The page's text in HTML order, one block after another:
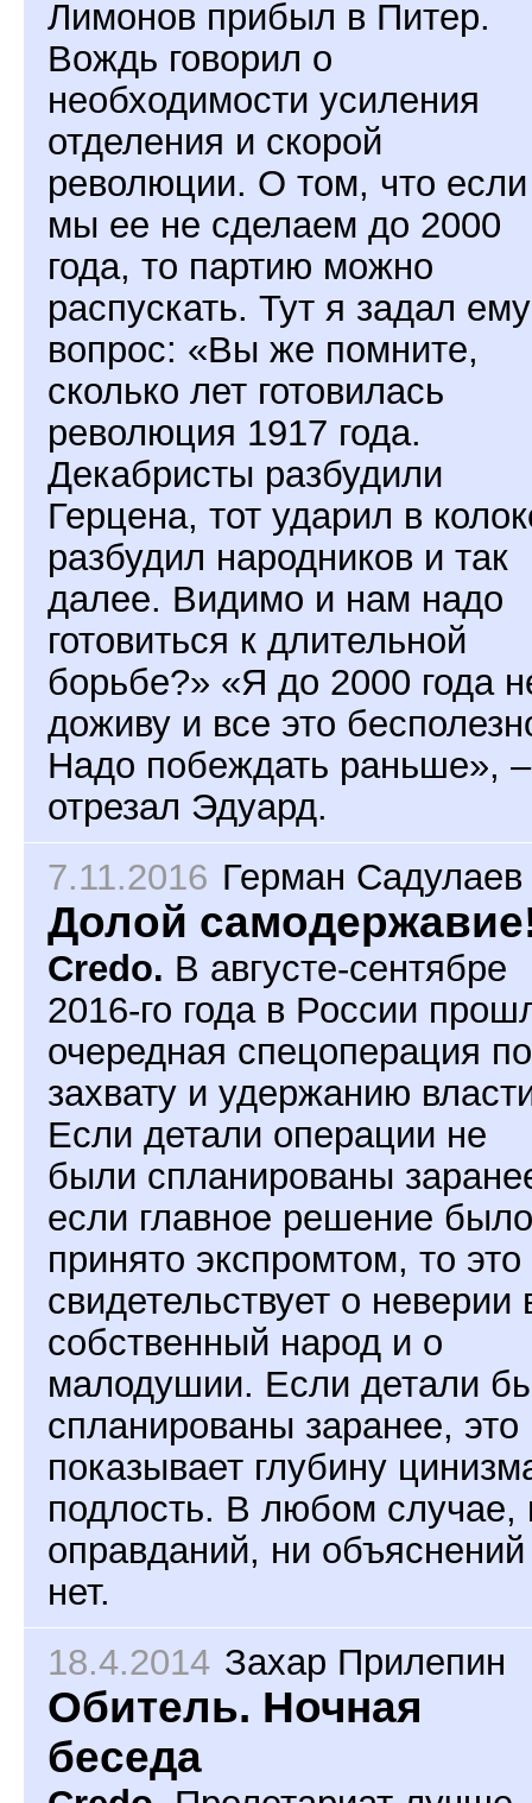
Лимонов прибыл в Питер.
Вождь говорил о
необходимости усиления
отделения и скорой
революции. О том, что если
мы ее не сделаем до 2000
года, то партию можно
распускать. Тут я задал ему
вопрос: «Вы же помните,
сколько лет готовилась
революция 1917 года.
Декабристы разбудили
Герцена, тот ударил в
разбудил народников и так
далее. Видимо и нам надо
готовиться к длительной
борьбе?» «Я до 2000 года
доживу и все это
Надо побеждать раньше», –
отрезал Эдуард.
7.11.2016 Герман Садулаев
Долой
Credo. В августе-сентябре
2016-го года в России
очередная спецоперация по
захвату и удержанию
Если детали операции не
были спланированы
если главное решение было
принято экспромтом, то это
свидетельствует о неверии
собственный народ и о
малодушии. Если детали
спланированы заранее, это
показывает глубину
подлость. В любом случае,
оправданий, ни объяснений
нет.
18.4.2014 Захар Прилепин
Обитель. Ночная
беседа